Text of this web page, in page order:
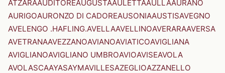
ATZARAAUDITOREAUGUSTAAULETTAAULLAAURANO
AURIGOAURONZO DI CADOREAUSONIAAUSTISAVEGNO
AVELENGO .HAFLING.AVELLAAVELLINOAVERARAAVERSA
AVETRANAAVEZZANOAVIANOAVIATICOAVIGLIANA
AVIGLIANOAVIGLIANO UMBROAVIOAVISEAVOLA
AVOLASCAAYASAYMAVILLESAZEGLIOAZZANELLO